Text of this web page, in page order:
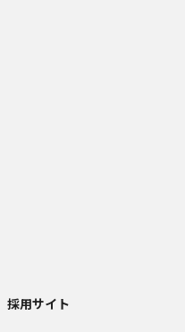
採用サイト